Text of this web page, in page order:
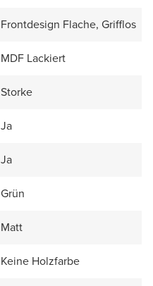
Frontdesign Flache, Grifflos
MDF Lackiert
Storke
Ja
Ja
Grün
Matt
Keine Holzfarbe